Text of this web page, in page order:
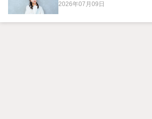
2026年07月09日